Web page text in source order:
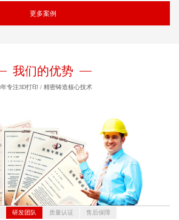
更多案例
我们的优势
年专注3D打印 / 精密铸造核心技术
研发团队 质量认证 售后保障